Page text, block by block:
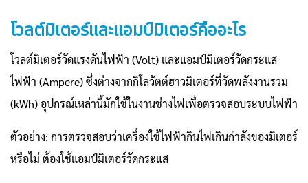
โวลต์มิเตอร์และแอมป์มิเตอร์คืออะไร
โวลต์มิเตอร์วัดแรงดันไฟฟ้า (Volt) และแอมป์มิเตอร์วัดกระแส
ไฟฟ้า (Ampere) ซึ่งต่างจากกิโลวัตต์ฮาวมิเตอร์ที่วัดพลังงานรวม
(kWh) อุปกรณ์เหล่านี้มักใช้ในงานช่างไฟเพื่อตรวจสอบระบบไฟฟ้า
ตัวอย่าง: การตรวจสอบว่าเครื่องใช้ไฟฟ้ากินไฟเกินกำลังของมิเตอร์
หรือไม่ ต้องใช้แอมป์มิเตอร์วัดกระแส